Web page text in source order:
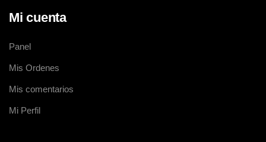
Mi cuenta
Panel
Mis Ordenes
Mis comentarios
Mi Perfil